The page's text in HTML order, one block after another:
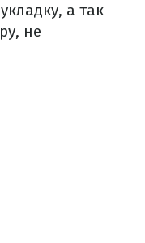
а так
не